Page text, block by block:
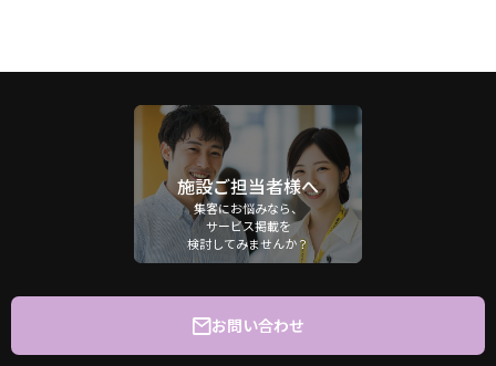
施設ご担当者様へ
集客にお悩みなら、
サービス掲載を
検討してみませんか？
お問い合わせ